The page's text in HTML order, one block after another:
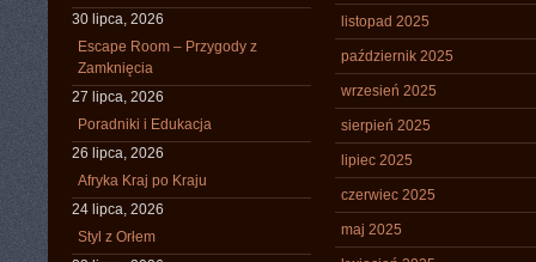
30 lipca, 2026
Escape Room – Przygody z
Zamknięcia
27 lipca, 2026
Poradniki i Edukacja
26 lipca, 2026
Afryka Kraj po Kraju
24 lipca, 2026
Styl z Orłem
listopad 2025
październik 2025
wrzesień 2025
sierpień 2025
lipiec 2025
czerwiec 2025
maj 2025